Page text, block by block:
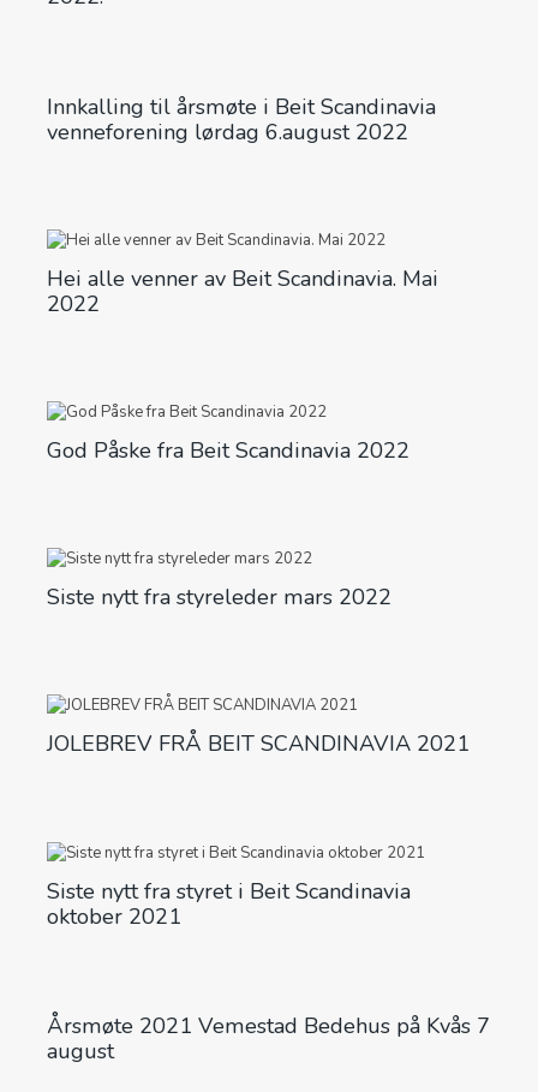
Innkalling til årsmøte i Beit Scandinavia
venneforening lørdag 6.august 2022
Hei alle venner av Beit Scandinavia. Mai
2022
God Påske fra Beit Scandinavia 2022
Siste nytt fra styreleder mars 2022
JOLEBREV FRÅ BEIT SCANDINAVIA 2021
Siste nytt fra styret i Beit Scandinavia
oktober 2021
Årsmøte 2021 Vemestad Bedehus på Kvås 7
august